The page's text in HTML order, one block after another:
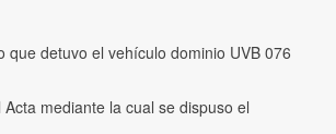
detuvo el vehículo dominio UVB 076
mediante la cual se dispuso el